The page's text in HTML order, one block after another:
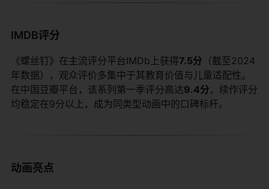
IMDB评分
《螺丝钉》在主流评分平台IMDb上获得​​7.5分​ ​（截至2024
年数据），观众评价多集中于其教育价值与儿童适配性。
在中国豆瓣平台，该系列第一季评分高达​​9.4分​ ​，续作评分
均稳定在9分以上，成为同类型动画中的口碑标杆。
动画亮点